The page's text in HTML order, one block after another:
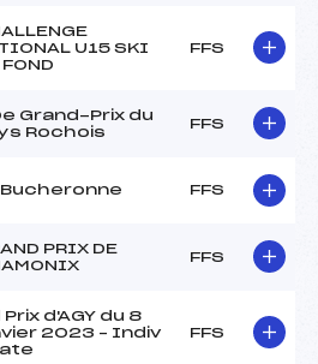
U15 SKI
FOND
FFS
Grand-Prix du
Rochois
FFS
Bucheronne FFS
PRIX DE
FFS
Prix d'AGY du 8
2023 – Indiv
FFS